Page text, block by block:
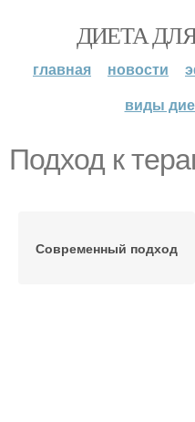
ДИЕТА
главная новости
виды
Подход к
Современный подход